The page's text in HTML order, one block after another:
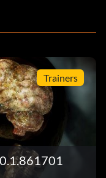
Trainers